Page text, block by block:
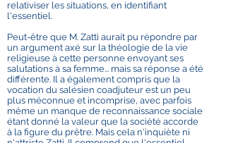
relativiser les situations, en identifiant
l'essentiel.
Peut-être que M. Zatti aurait pu répondre par
un argument axé sur la théologie de la vie
religieuse à cette personne envoyant ses
salutations à sa femme... mais sa réponse a été
différente. Il a également compris que la
vocation du salésien coadjuteur est un peu
plus méconnue et incomprise, avec parfois
même un manque de reconnaissance sociale
étant donné la valeur que la société accorde
à la figure du prêtre. Mais cela n'inquiète ni